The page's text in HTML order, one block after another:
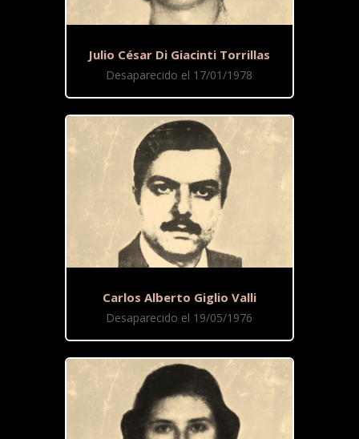
Julio César Di Giacinti Torrillas
Desaparecido el 17/01/1978
Carlos Alberto Giglio Valli
Desaparecido el 19/05/1976